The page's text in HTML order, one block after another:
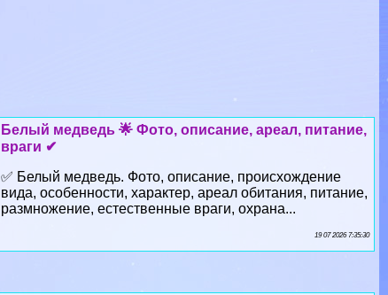
Белый медведь 🌟 Фото, описание, ареал, питание,
враги ✔
✅ Белый медведь. Фото, описание, происхождение
вида, особенности, хаpaктер, ареал обитания, питание,
размножение, естественные враги, охрана...
19 07 2026 7:35:30